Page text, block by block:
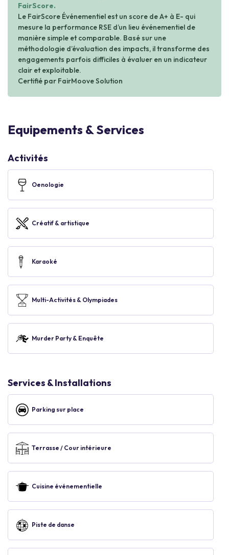
FairScore.
Le FairScore Événementiel est un score de A+ à E- qui
mesure la performance RSE d’un lieu événementiel de
manière simple et comparable. Basé sur une
méthodologie d’évaluation des impacts, il transforme des
engagements parfois difficiles à évaluer en un indicateur
clair et exploitable.
Certifié par FairMoove Solution
Equipements & Services
Activités
Oenologie
Créatif & artistique
Karaoké
Multi-Activités & Olympiades
Murder Party & Enquête
Services & Installations
Parking sur place
Terrasse / Cour intérieure
Cuisine événementielle
Piste de danse